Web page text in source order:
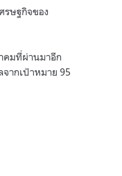
รษฐกิจของ
คมที่ผ่านมาอีก
ากเป้าหมาย 95